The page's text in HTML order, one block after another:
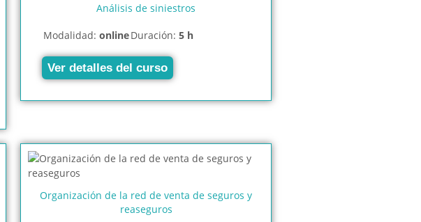
Análisis de siniestros
Modalidad: onlineDuración: 5 h
Ver detalles del curso
Organización de la red de venta de seguros y
reaseguros